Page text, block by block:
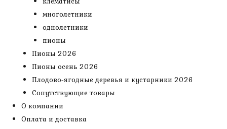
многолетники
однолетники
пионы
Пионы 2026
Пионы осень 2026
Плодово-ягодные деревья и кустарники 2026
Сопутствующие товары
О компании
Оплата и доставка